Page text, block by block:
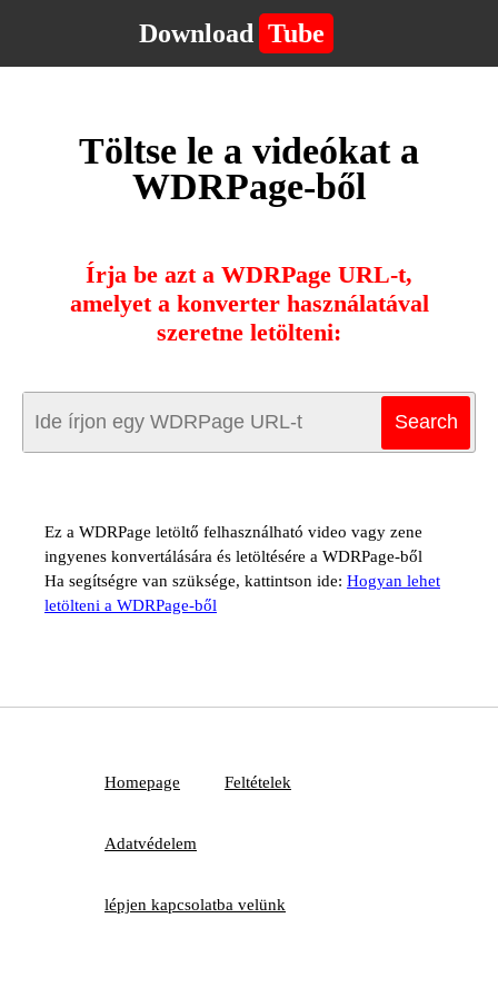
Download Tube
Töltse le a videókat a
WDRPage-ből
Írja be azt a WDRPage URL-t,
amelyet a konverter használatával
szeretne letölteni:
Ez a WDRPage letöltő felhasználható video vagy zene
ingyenes konvertálására és letöltésére a WDRPage-ből
Ha segítségre van szüksége, kattintson ide: Hogyan lehet
letölteni a WDRPage-ből
Homepage Feltételek
Adatvédelem
lépjen kapcsolatba velünk